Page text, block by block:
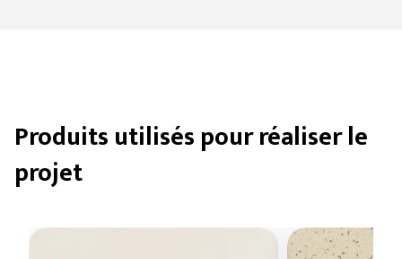
Produits utilisés pour réaliser le
projet